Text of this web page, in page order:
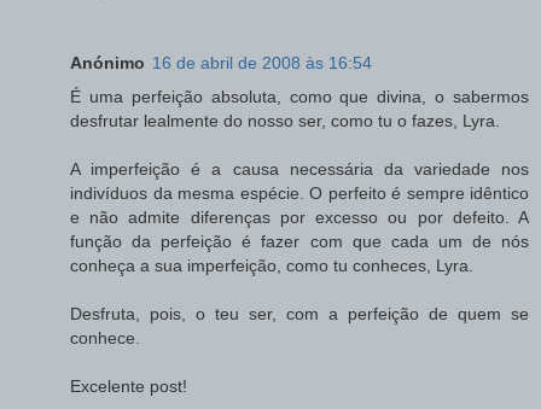
Anónimo 16 de abril de 2008 às 16:54
É uma perfeição absoluta, como que divina, o sabermos
desfrutar lealmente do nosso ser, como tu o fazes, Lyra.
A imperfeição é a causa necessária da variedade nos
indivíduos da mesma espécie. O perfeito é sempre idêntico
e não admite diferenças por excesso ou por defeito. A
função da perfeição é fazer com que cada um de nós
conheça a sua imperfeição, como tu conheces, Lyra.
Desfruta, pois, o teu ser, com a perfeição de quem se
conhece.
Excelente post!